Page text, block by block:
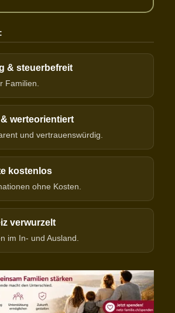
& steuerbefreit
Familien.
werteorientiert
und vertrauenswürdig.
kostenlos
ohne Kosten.
verwurzelt
im In- und Ausland.